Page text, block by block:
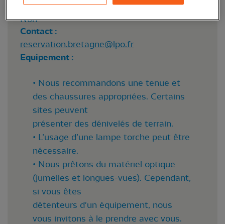
Personnes en situation de handicap mental :
Non
Contact :
reservation.bretagne@lpo.fr
Equipement :
• Nous recommandons une tenue et
des chaussures appropriées. Certains
sites peuvent
présenter des dénivelés de terrain.
• L’usage d’une lampe torche peut être
nécessaire.
• Nous prêtons du matériel optique
(jumelles et longues-vues). Cependant,
si vous êtes
détenteurs d'un équipement, nous
vous invitons à le prendre avec vous.